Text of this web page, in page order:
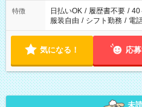
特徴 日払いOK / 履歴書不要 / 40
服装自由 / シフト勤務 / 電
気になる！ 応
未